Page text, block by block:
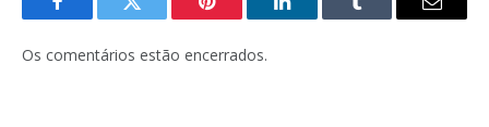
FacebookTwitter Pinterest LinkedInTumblr
E-
Os comentários estão encerrados.